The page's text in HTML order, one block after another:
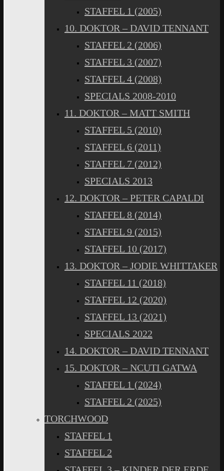
STAFFEL 1 (2005)
10. DOKTOR – DAVID TENNANT
STAFFEL 2 (2006)
STAFFEL 3 (2007)
STAFFEL 4 (2008)
SPECIALS 2008-2010
11. DOKTOR – MATT SMITH
STAFFEL 5 (2010)
STAFFEL 6 (2011)
STAFFEL 7 (2012)
SPECIALS 2013
12. DOKTOR – PETER CAPALDI
STAFFEL 8 (2014)
STAFFEL 9 (2015)
STAFFEL 10 (2017)
13. DOKTOR – JODIE WHITTAKER
STAFFEL 11 (2018)
STAFFEL 12 (2020)
STAFFEL 13 (2021)
SPECIALS 2022
14. DOKTOR – DAVID TENNANT
15. DOKTOR – NCUTI GATWA
STAFFEL 1 (2024)
STAFFEL 2 (2025)
TORCHWOOD
STAFFEL 1
STAFFEL 2